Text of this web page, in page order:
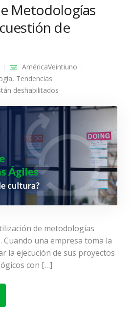
Metodologías
de
AméricaVeintiuno
, Tendencias
deshabilitados
¿Una cuestión de
cultura?
de metodologías
Cuando una empresa toma la
la ejecución de sus proyectos
con […]